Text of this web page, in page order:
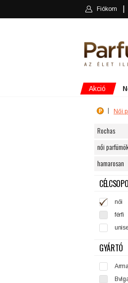
Fiókom
Akció
Női
Rochas
női
hamarosan
SZŰRÉS
női
férfi
GYÁRTÓ